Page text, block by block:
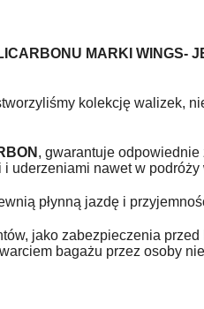
MARKI WINGS-
kolekcję walizek,
, gwarantuje
uderzeniami nawet w podróży
płynną jazdę i
jako zabezpieczenia
bagażu przez osoby